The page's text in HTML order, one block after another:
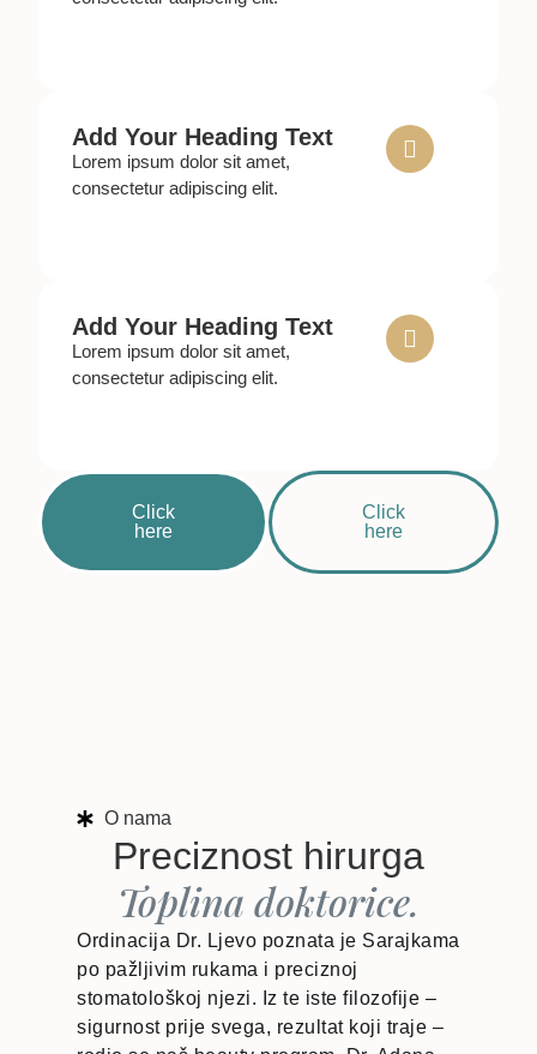
Click
here
Click
here
Add Your Heading Text
Lorem ipsum dolor sit amet,
consectetur adipiscing elit.
Add Your Heading Text
Lorem ipsum dolor sit amet,
consectetur adipiscing elit.
O nama
Preciznost hirurga
Toplina doktorice.
Ordinacija Dr. Ljevo poznata je Sarajkama
po pažljivim rukama i preciznoj
stomatološkoj njezi. Iz te iste filozofije –
sigurnost prije svega, rezultat koji traje –